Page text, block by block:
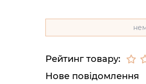
Рейтинг товару:
Нове повідомлення